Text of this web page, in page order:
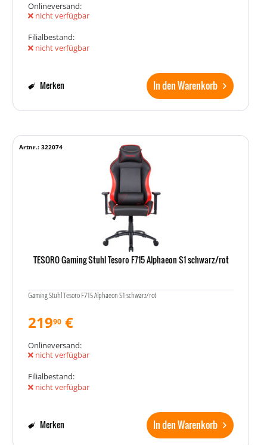
Onlineversand:
nicht verfügbar
Filialbestand:
nicht verfügbar
In den Warenkorb
Merken
TESORO Gaming Stuhl Tesoro F715 Alphaeon S1 schwarz/rot
Gaming Stuhl Tesoro F715 Alphaeon S1 schwarz/rot
Artnr.: 322074
21990 €
Onlineversand:
nicht verfügbar
Filialbestand:
nicht verfügbar
In den Warenkorb
Merken